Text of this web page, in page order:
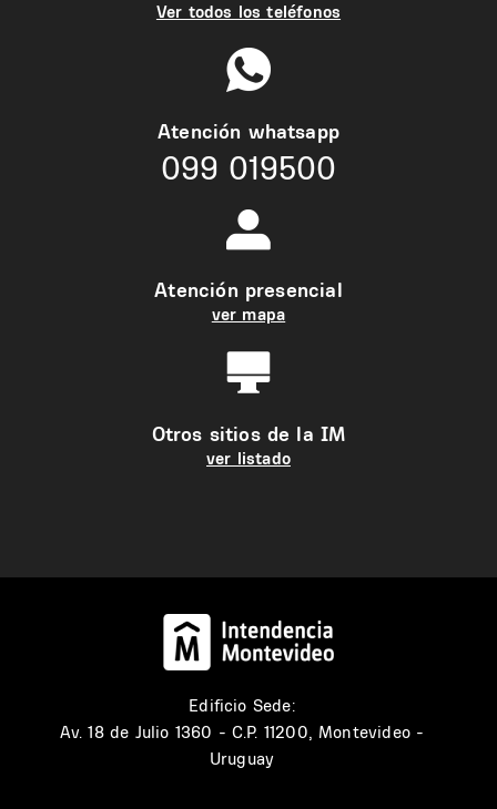
Ver todos los teléfonos
Atención whatsapp
099 019500
Atención presencial
ver mapa
Otros sitios de la IM
ver listado
Edificio Sede:
Av. 18 de Julio 1360 - C.P. 11200, Montevideo -
Uruguay